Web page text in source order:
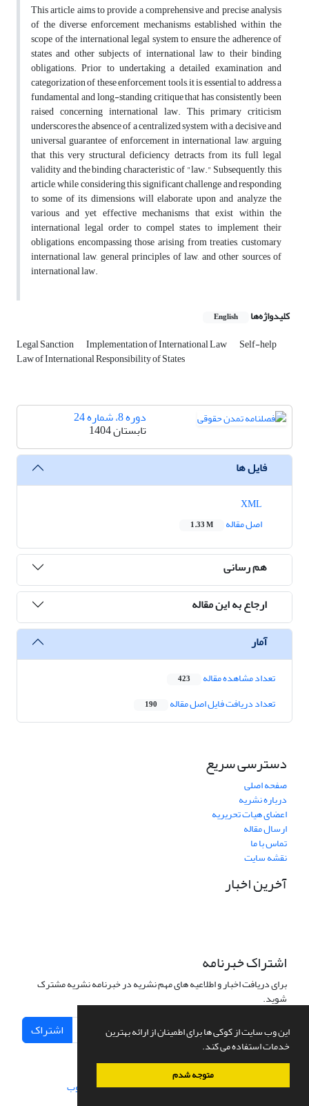
این وب سایت از کوکی ها برای اطمینان از ارائه بهترین
خدمات استفاده می کند.
متوجه شدم
This article aims to provide a comprehensive and precise analysis
of the diverse enforcement mechanisms established within the
scope of the international legal system to ensure the adherence of
states and other subjects of international law to their binding
obligations. Prior to undertaking a detailed examination and
categorization of these enforcement tools, it is essential to address a
fundamental and long-standing critique that has consistently been
raised concerning international law. This primary criticism
underscores the absence of a centralized system with a decisive and
universal guarantee of enforcement in international law, arguing
that this very structural deficiency detracts from its full legal
validity and the binding characteristic of "law." Subsequently, this
article, while considering this significant challenge and responding
to some of its dimensions, will elaborate upon and analyze the
various and yet effective mechanisms that exist within the
international legal order to compel states to implement their
obligations, encompassing those arising from treaties, customary
international law, general principles of law, and other sources of
international law.
کلیدواژه‌ها English
Legal Sanction Implementation of International Law Self-help
Law of International Responsibility of States
دوره 8، شماره 24
تابستان 1404
فایل ها
اصل مقاله
1.33 M
هم رسانی
ارجاع به این مقاله
آمار
تعداد مشاهده مقاله 423
تعداد دریافت فایل اصل مقاله 190
دسترسی سریع
صفحه اصلی
درباره نشریه
اعضای هیات تحریریه
ارسال مقاله
تماس با ما
نقشه سایت
آخرین اخبار
اشتراک خبرنامه
برای دریافت اخبار و اطلاعیه های مهم نشریه در خبرنامه نشریه مشترک
شوید.
اشتراک
سامانه مدیریت نشریات علمی.طراحی و پیاده سازی از سیناوب